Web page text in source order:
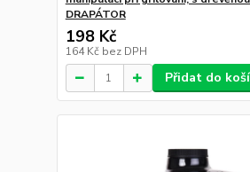
DRAPÁTOR
198 Kč
164 Kč bez DPH
Přidat do